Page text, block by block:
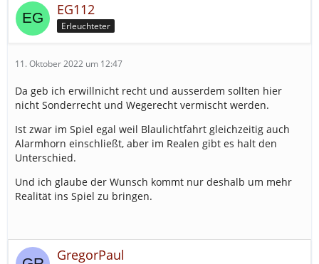
EG112
Erleuchteter
11. Oktober 2022 um 12:47
Da geb ich erwillnicht recht und ausserdem sollten hier
nicht Sonderrecht und Wegerecht vermischt werden.
Ist zwar im Spiel egal weil Blaulichtfahrt gleichzeitig auch
Alarmhorn einschließt, aber im Realen gibt es halt den
Unterschied.
Und ich glaube der Wunsch kommt nur deshalb um mehr
Realität ins Spiel zu bringen.
GregorPaul